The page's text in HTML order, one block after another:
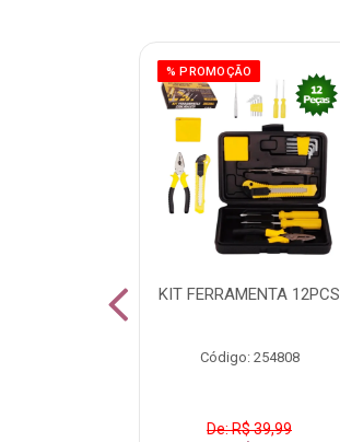
% PROMOÇÃO
KIT FERRAMENTA 12PCS
Código: 254808
De: R$ 39,99